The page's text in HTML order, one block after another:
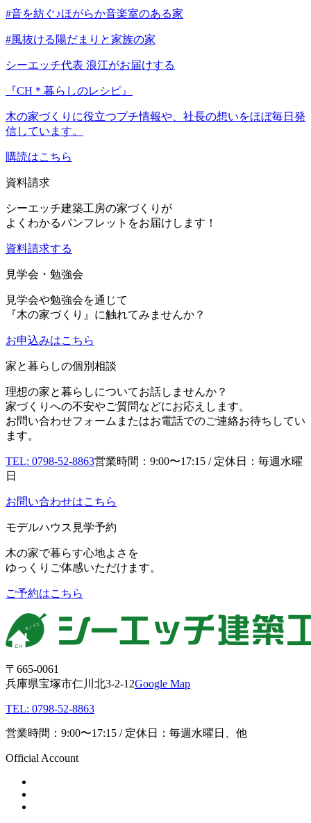
#音を紡ぐ♪ほがらか音楽室のある家
#風抜ける陽だまりと家族の家
シーエッチ代表 浪江がお届けする
『CH＊暮らしのレシピ』
木の家づくりに役立つプチ情報や、社長の想いをほぼ毎日発
信しています。
購読はこちら
資料請求
シーエッチ建築工房の家づくりが
よくわかるパンフレットをお届けします！
資料請求する
見学会・勉強会
見学会や勉強会を通じて
『木の家づくり』に触れてみませんか？
お申込みはこちら
家と暮らしの個別相談
理想の家と暮らしについてお話しませんか？
家づくりへの不安やご質問などにお応えします。
お問い合わせフォームまたはお電話でのご連絡お待ちしてい
ます。
TEL: 0798-52-8863営業時間：9:00〜17:15 / 定休日：毎週水曜
日
お問い合わせはこちら
モデルハウス見学予約
木の家で暮らす心地よさを
ゆっくりご体感いただけます。
ご予約はこちら
〒665-0061
兵庫県宝塚市仁川北3-2-12Google Map
TEL: 0798-52-8863
営業時間：9:00〜17:15 / 定休日：毎週水曜日、他
Official Account